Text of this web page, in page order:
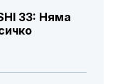
33: Няма